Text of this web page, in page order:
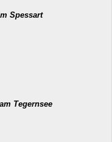
Spessart
Tegernsee